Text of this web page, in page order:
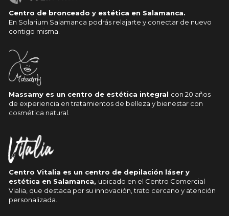
Centro de bronceado y estética en Salamanca.
En Solarium Salamanca podrás relajarte y conectar de nuevo
contigo misma.
Massamy es un centro de estética integral con 20 años
de experiencia en tratamientos de belleza y bienestar con
cosmética natural.
Centro Vitalia es un centro de depilación láser y
estética en Salamanca, ubicado en el Centro Comercial
Vialia, que destaca por su innovación, trato cercano y atención
personalizada.